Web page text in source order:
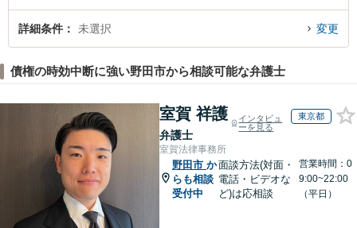
市内の弁護士に相談予約したい』などでお困りの相談者さんにおすすめです。
詳細条件 未選択 変更
債権の時効中断に強い野田市から相談可能な弁護士
室賀 祥護
弁護士
インタビュ
ーを見る
東京都
室賀法律事務所
野田市 か
らも相談
受付中
面談方法(対面・
電話・ビデオな
ど)は応相談
営業時間：0
9:00~22:00
（平日）